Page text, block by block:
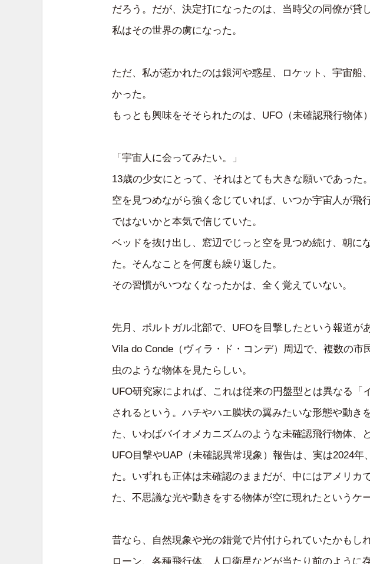
だろう。だが、決定打になったのは、当時父の同僚が貸
私はその世界の虜になった。
ただ、私が惹かれたのは銀河や惑星、ロケット、宇宙船
かった。
もっとも興味をそそられたのは、UFO（未確認飛行物体
「宇宙人に会ってみたい。」
13歳の少女にとって、それはとても大きな願いであった。
空を見つめながら強く念じていれば、いつか宇宙人が飛
ではないかと本気で信じていた。
ベッドを抜け出し、窓辺でじっと空を見つめ続け、朝に
た。そんなことを何度も繰り返した。
その習慣がいつなくなったかは、全く覚えていない。
先月、ポルトガル北部で、UFOを目撃したという報道が
Vila do Conde（ヴィラ・ド・コンデ）周辺で、複数の市
虫のような物体を見たらしい。
UFO研究家によれば、これは従来の円盤型とは異なる「
されるという。ハチやハエ膜状の翼みたいな形態や動き
た、いわばバイオメカニズムのような未確認飛行物体、
UFO目撃やUAP（未確認異常現象）報告は、実は2024年
た。いずれも正体は未確認のままだが、中にはアメリカ
た、不思議な光や動きをする物体が空に現れたというケ
昔なら、自然現象や光の錯覚で片付けられていたかもし
ローン、各種飛行体、人口衛星などが当たり前のように